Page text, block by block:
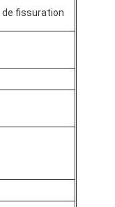
de fissuration